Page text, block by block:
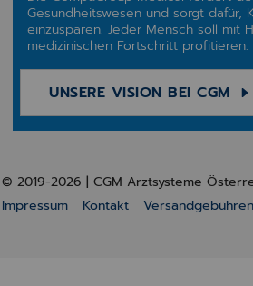
Gesundheitswesen und sorgt dafür,
einzusparen. Jeder Mensch soll mit
medizinischen Fortschritt profitieren.
UNSERE VISION BEI CGM
© 2019-2026 | CGM Arztsysteme
Impressum
Kontakt Versandgebühren